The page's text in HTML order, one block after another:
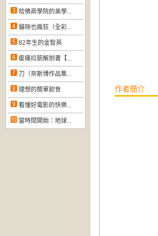
哈佛商學院的美學...
貓咪也瘋狂（全彩...
82年生的金智英
痠痛拉筋解剖書【...
刀（奈斯博作品集...
理想的簡單飲食
看懂好電影的快樂...
當時間開始：地球...
作者簡介